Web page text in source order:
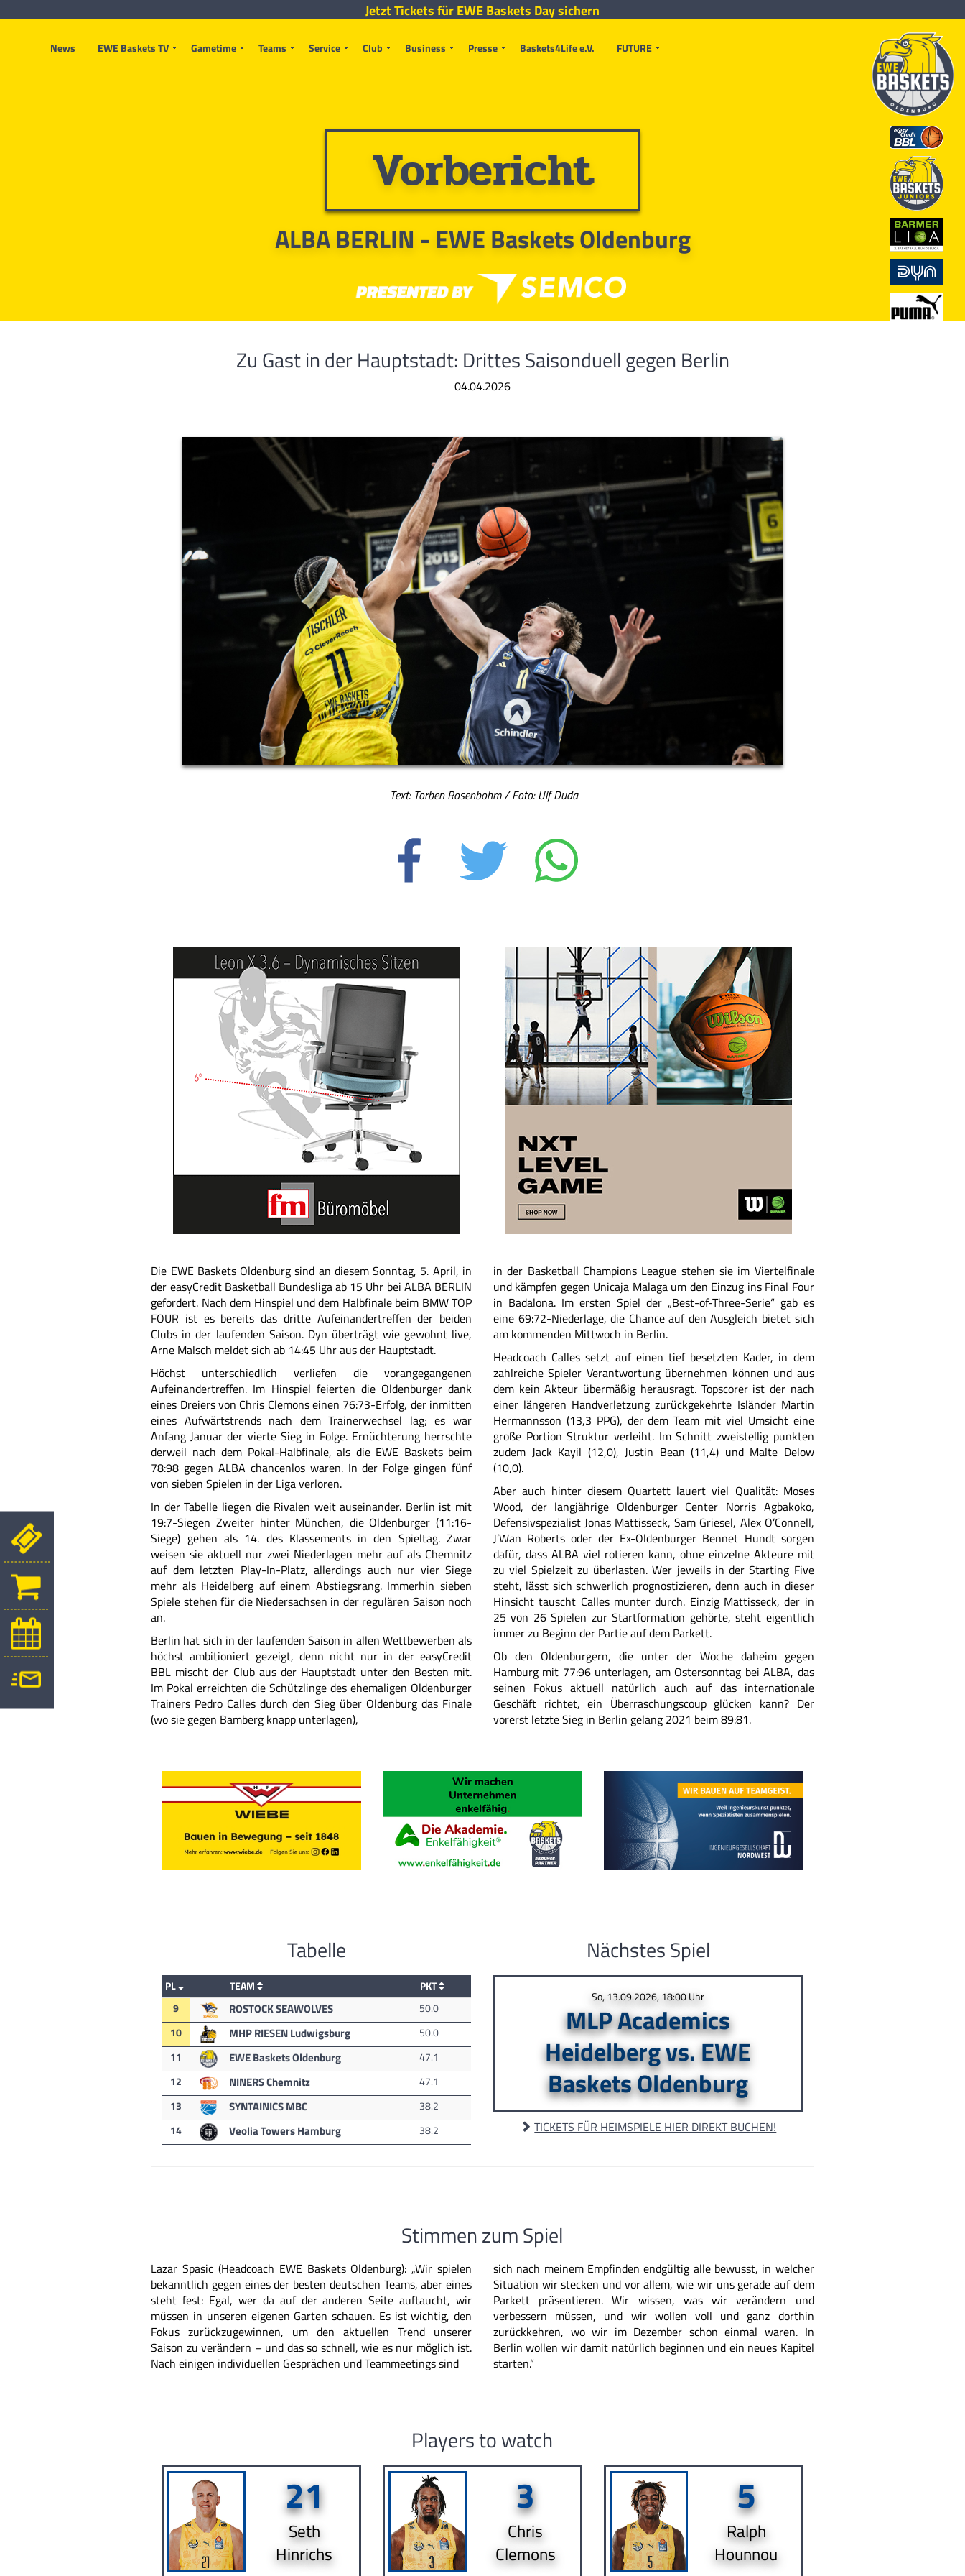
News EWE Baskets TV Gametime Teams Service Club Business Presse Baskets4Life e.V. FUTURE
Jetzt Tickets für EWE Baskets Day sichern
Vorbericht
ALBA BERLIN - EWE Baskets Oldenburg
Zu Gast in der Hauptstadt: Drittes Saisonduell gegen Berlin
04.04.2026
Text: Torben Rosenbohm / Foto: Ulf Duda
Die EWE Baskets Oldenburg sind an diesem Sonntag, 5. April, in
der easyCredit Basketball Bundesliga ab 15 Uhr bei ALBA BERLIN
gefordert. Nach dem Hinspiel und dem Halbfinale beim BMW TOP
FOUR ist es bereits das dritte Aufeinandertreffen der beiden
Clubs in der laufenden Saison. Dyn überträgt wie gewohnt live,
Arne Malsch meldet sich ab 14:45 Uhr aus der Hauptstadt.
Höchst unterschiedlich verliefen die vorangegangenen
Aufeinandertreffen. Im Hinspiel feierten die Oldenburger dank
eines Dreiers von Chris Clemons einen 76:73-Erfolg, der inmitten
eines Aufwärtstrends nach dem Trainerwechsel lag; es war
Anfang Januar der vierte Sieg in Folge. Ernüchterung herrschte
derweil nach dem Pokal-Halbfinale, als die EWE Baskets beim
78:98 gegen ALBA chancenlos waren. In der Folge gingen fünf
von sieben Spielen in der Liga verloren.
In der Tabelle liegen die Rivalen weit auseinander. Berlin ist mit
19:7-Siegen Zweiter hinter München, die Oldenburger (11:16-
Siege) gehen als 14. des Klassements in den Spieltag. Zwar
weisen sie aktuell nur zwei Niederlagen mehr auf als Chemnitz
auf dem letzten Play-In-Platz, allerdings auch nur vier Siege
mehr als Heidelberg auf einem Abstiegsrang. Immerhin sieben
Spiele stehen für die Niedersachsen in der regulären Saison noch
an.
Berlin hat sich in der laufenden Saison in allen Wettbewerben als
höchst ambitioniert gezeigt, denn nicht nur in der easyCredit
BBL mischt der Club aus der Hauptstadt unterden Besten mit.
Im Pokal erreichten die Schützlinge des ehemaligen Oldenburger
Trainers Pedro Calles durch den Sieg über Oldenburg das Finale
(wo sie gegen Bamberg knapp unterlagen),
in der Basketball Champions League stehen sie im Viertelfinale
und kämpfen gegen Unicaja Malaga um den Einzug ins Final Four
in Badalona. Im ersten Spiel der „Best-of-Three-Serie“ gab es
eine 69:72-Niederlage, die Chance auf den Ausgleich bietet sich
am kommenden Mittwoch in Berlin.
Headcoach Calles setzt auf einen tief besetzten Kader, in dem
zahlreiche Spieler Verantwortung übernehmen können und aus
dem kein Akteur übermäßig herausragt. Topscorer ist der nach
einer längeren Handverletzung zurückgekehrte Isländer Martin
Hermannsson (13,3 PPG), der dem Team mit viel Umsicht eine
große Portion Struktur verleiht. Im Schnitt zweistellig punkten
zudem Jack Kayil (12,0), Justin Bean (11,4) und Malte Delow
(10,0).
Aber auch hinter diesem Quartett lauert viel Qualität: Moses
Wood, der langjährige Oldenburger Center Norris Agbakoko,
Defensivspezialist Jonas Mattisseck, Sam Griesel, Alex O’Connell,
J’Wan Roberts oder der Ex-Oldenburger Bennet Hundt sorgen
dafür, dass ALBA viel rotieren kann, ohne einzelne Akteure mit
zu viel Spielzeit zu überlasten. Wer jeweils in der Starting Five
steht, lässt sich schwerlich prognostizieren, denn auch in dieser
Hinsicht tauscht Calles munter durch. Einzig Mattisseck, der in
25 von 26 Spielen zur Startformation gehörte, steht eigentlich
immer zu Beginn der Partie auf dem Parkett.
Ob den Oldenburgern, die unter der Woche daheim gegen
Hamburg mit 77:96 unterlagen, am Ostersonntag bei ALBA, das
seinen Fokus aktuell natürlich auch auf das internationale
Geschäft richtet, ein Überraschungscoup glücken kann? Der
vorerst letzte Sieg in Berlin gelang 2021 beim 89:81.
Tabelle
PL TEAM
PKT
9
ROSTOCK SEAWOLVES
50.0
10
MHP RIESEN Ludwigsburg
50.0
11
EWE Baskets Oldenburg
47.1
12
NINERS Chemnitz
47.1
13
SYNTAINICS MBC
38.2
14
Veolia Towers Hamburg 38.2
Nächstes Spiel
So, 13.09.2026, 18:00 Uhr
MLP Academics
Heidelberg vs. EWE
Baskets Oldenburg
TICKETS FÜR HEIMSPIELE HIER DIREKT BUCHEN!
Stimmen zum Spiel
Lazar Spasic (Headcoach EWE BasketsOldenburg): „Wir spielen
bekanntlich gegen eines der besten deutschen Teams, aber eines
steht fest: Egal, wer da auf der anderen Seite auftaucht, wir
müssen in unseren eigenen Garten schauen. Es ist wichtig, den
Fokus zurückzugewinnen, um den aktuellen Trend unserer
Saison zu verändern – und das so schnell, wie es nur möglich ist.
Nach einigen individuellen Gesprächen und Teammeetings sind
sich nach meinem Empfinden endgültig alle bewusst, in welcher
Situation wir stecken und vor allem, wie wir uns gerade auf dem
Parkett präsentieren. Wir wissen, was wir verändern und
verbessern müssen, und wir wollen voll und ganz dorthin
zurückkehren, wo wir im Dezember schon einmal waren. In
Berlin wollen wir damit natürlich beginnen und ein neues Kapitel
starten.“
Players to watch
21
Seth
Hinrichs
3
Chris
Clemons
5
Ralph
Hounnou